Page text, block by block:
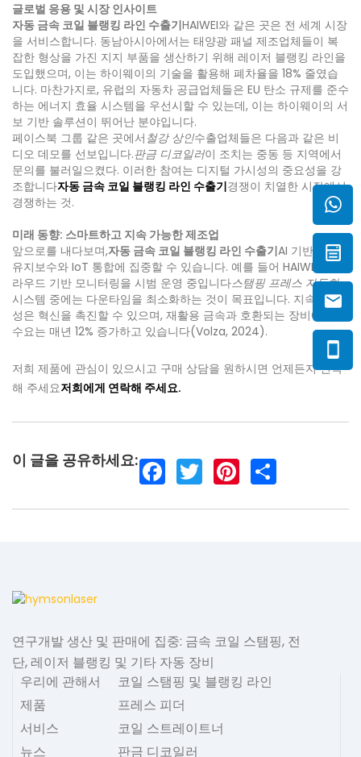
글로벌 응용 및 시장 인사이트
자동 금속 코일 블랭킹 라인 수출기HAIWEI와 같은 곳은 전 세계 시장
을 서비스합니다. 동남아시아에서는 태양광 패널 제조업체들이 복
잡한 형상을 가진 지지 부품을 생산하기 위해 레이저 블랭킹 라인을
도입했으며, 이는 하이웨이의 기술을 활용해 폐차율을 18% 줄였습
니다. 마찬가지로, 유럽의 자동차 공급업체들은 EU 탄소 규제를 준수
하는 에너지 효율 시스템을 우선시할 수 있는데, 이는 하이웨이의 서
보 기반 솔루션이 뛰어난 분야입니다.
페이스북 그룹 같은 곳에서 철강 상인수출업체들은 다음과 같은 비
디오 데모를 선보입니다.판금 디코일러이 조치는 중동 등 지역에서
문의를 불러일으켰다. 이러한 참여는 디지털 가시성의 중요성을 강
조합니다자동 금속 코일 블랭킹 라인 수출기경쟁이 치열한 시장에서
경쟁하는 것.
미래 동향: 스마트하고 지속 가능한 제조업
앞으로를 내다보며,자동 금속 코일 블랭킹 라인 수출기AI 기반 예측
유지보수와 IoT 통합에 집중할 수 있습니다. 예를 들어 HAIWEI는 클
라우드 기반 모니터링을 시범 운영 중입니다스탬핑 프레스 자동화
시스템 중에는 다운타임을 최소화하는 것이 목표입니다. 지속 가능
성은 혁신을 촉진할 수 있으며, 재활용 금속과 호환되는 장비에 대한
수요는 매년 12% 증가하고 있습니다(Volza, 2024).
저희 제품에 관심이 있으시고 구매 상담을 원하시면 언제든지 연락
해 주세요저희에게 연락해 주세요.
이 글을 공유하세요:
연구개발 생산 및 판매에 집중: 금속 코일 스탬핑, 전
단, 레이저 블랭킹 및 기타 자동 장비
우리에 관해서
제품
서비스
뉴스
코일 스탬핑 및 블랭킹 라인
프레스 피더
코일 스트레이트너
판금 디코일러